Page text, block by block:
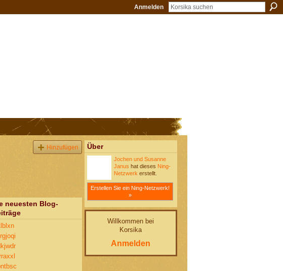
Anmelden
Hinzufügen
neuesten Blog-
Über
Jochen und Susanne
Janus hat dieses Ning-
Netzwerk erstellt.
Erstellen Sie ein Ning-Netzwerk!
»
Willkommen bei
Korsika
Anmelden